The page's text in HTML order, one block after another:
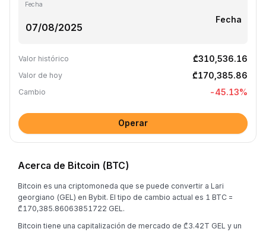
Fecha
Fecha
Valor histórico ₾310,536.16
Valor de hoy ₾170,385.86
Cambio -45.13%
Operar
Acerca de Bitcoin (BTC)
Bitcoin es una criptomoneda que se puede convertir a Lari
georgiano (GEL) en Bybit. El tipo de cambio actual es 1 BTC =
₾170,385.86063851722 GEL.
Bitcoin tiene una capitalización de mercado de ₾3.42T GEL y un